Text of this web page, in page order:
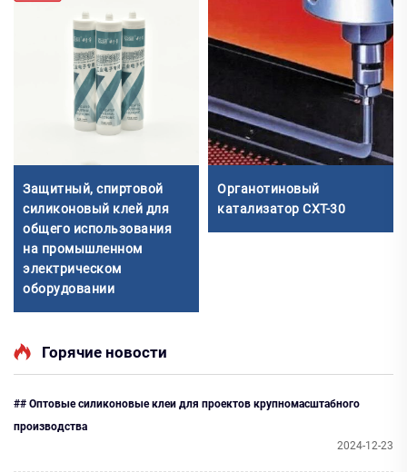
Защитный, спиртовой
силиконовый клей для
общего использования
на промышленном
электрическом
оборудовании
Органотиновый
катализатор CXT-30
Горячие новости
## Оптовые силиконовые клеи для проектов крупномасштабного
производства
2024-12-23